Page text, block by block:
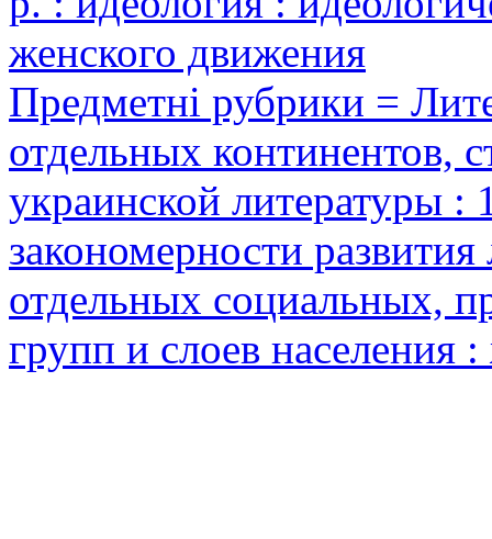
женского движения
Предметні рубрики =
отдельных континентов,
украинской литературы :
закономерности
отдельных социальных,
групп и слоев населения